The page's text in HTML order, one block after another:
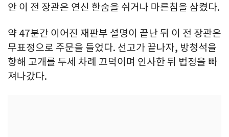
안 이 전 장관은 연신 한숨을 쉬거나 마른침을 삼켰다.
약 47분간 이어진 재판부 설명이 끝난 뒤 이 전 장관은
무표정으로 주문을 들었다. 선고가 끝나자, 방청석을
향해 고개를 두세 차례 끄덕이며 인사한 뒤 법정을 빠
져나갔다.